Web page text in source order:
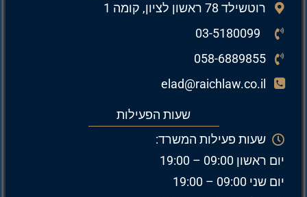
רוטשילד 78 ראשון לציון, קומה 1
058-6889855
elad@raichlaw.co.il
שעות הפעילות
שעות פעילות המשרד:
יום ראשון 09:00 – 19:00
יום שני 09:00 – 19:00